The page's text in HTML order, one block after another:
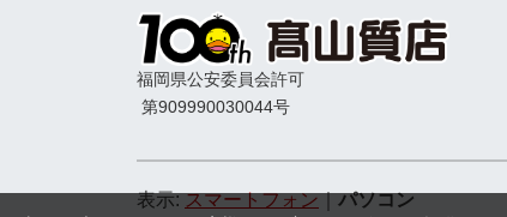
福岡県公安委員会許可
第909990030044号
表示:スマートフォン｜パソコン